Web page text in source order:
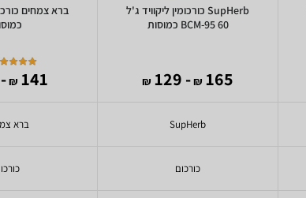
SupHerb כורכומין ליקוויד ג'ל
BCM-95 60 כמוסות
165
₪
- 129
₪
SupHerb
כורכום
141
₪
- 98
ברא